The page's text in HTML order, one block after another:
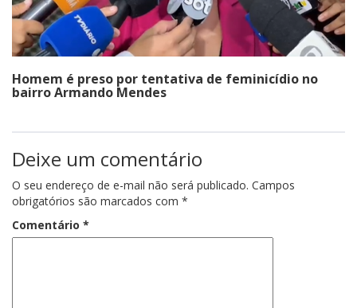
Homem é preso por tentativa de feminicídio no
bairro Armando Mendes
Deixe um comentário
O seu endereço de e-mail não será publicado. Campos
obrigatórios são marcados com *
Comentário *